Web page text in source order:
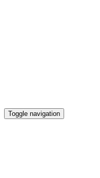
Toggle navigation